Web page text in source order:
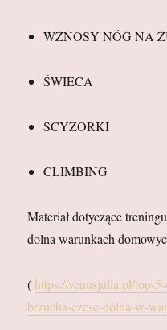
WZNOSY NÓG NA
ŚWIECA
SCYZORKI
CLIMBING
Materiał dotyczące
dolna warunkach
( https://venusjulia.pl/top-
brzucha-czesc-dolna-w-